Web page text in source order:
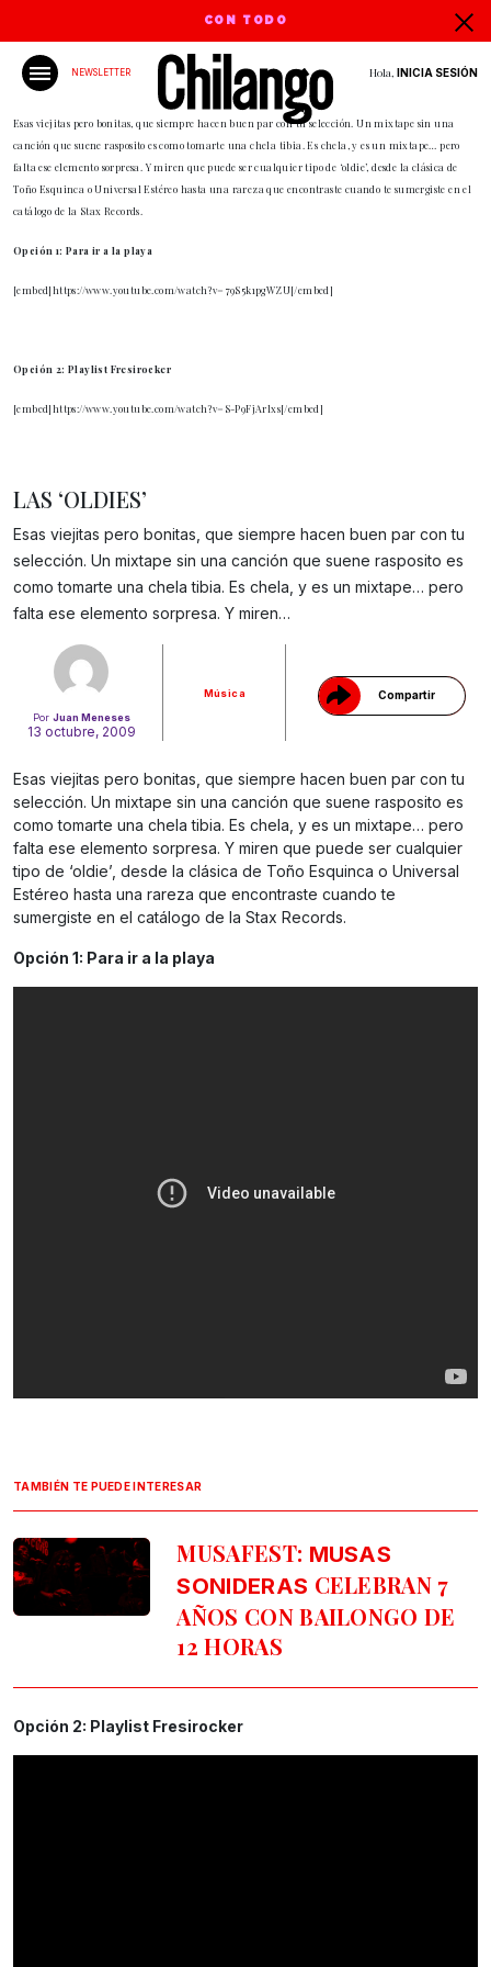
CON TODO
NEWSLETTER Hola, INICIA SESIÓN
Esas viejitas pero bonitas, que siempre hacen buen par con tu selección. Un mixtape sin una
canción que suene rasposito es como tomarte una chela tibia. Es chela, y es un mixtape… pero
falta ese elemento sorpresa. Y miren que puede ser cualquier tipo de ‘oldie’, desde la clásica de
Toño Esquinca o Universal Estéreo hasta una rareza que encontraste cuando te sumergiste en el
catálogo de la Stax Records.
Opción 1: Para ir a la playa
[embed]https://www.youtube.com/watch?v=79S5k1pgWZU[/embed]
Opción 2: Playlist Fresirocker
[embed]https://www.youtube.com/watch?v=S-P9FjArlxs[/embed]
Por Juan Meneses
13 octubre, 2009
Música Compartir
Gracias!
LAS ‘OLDIES’
Esas viejitas pero bonitas, que siempre hacen buen par con tu
selección. Un mixtape sin una canción que suene rasposito es
como tomarte una chela tibia. Es chela, y es un mixtape… pero
falta ese elemento sorpresa. Y miren…
Esas viejitas pero bonitas, que siempre hacen buen par con tu
selección. Un mixtape sin una canción que suene rasposito es
como tomarte una chela tibia. Es chela, y es un mixtape… pero
falta ese elemento sorpresa. Y miren que puede ser cualquier
tipo de ‘oldie’, desde la clásica de Toño Esquinca o Universal
Estéreo hasta una rareza que encontraste cuando te
sumergiste en el catálogo de la Stax Records.
Opción 1: Para ir a la playa
TAMBIÉN TE PUEDE INTERESAR
MUSAFEST: MUSAS
SONIDERAS CELEBRAN 7
AÑOS CON BAILONGO DE
12 HORAS
Opción 2: Playlist Fresirocker